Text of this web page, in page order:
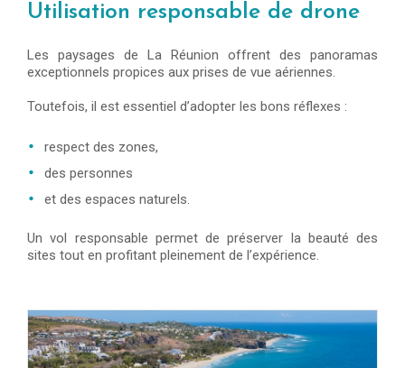
Utilisation responsable de drone
Les paysages de La Réunion offrent des panoramas
exceptionnels propices aux prises de vue aériennes.
Toutefois, il est essentiel d’adopter les bons réflexes :
respect des zones,
des personnes
et des espaces naturels.
Un vol responsable permet de préserver la beauté des
sites tout en profitant pleinement de l’expérience.